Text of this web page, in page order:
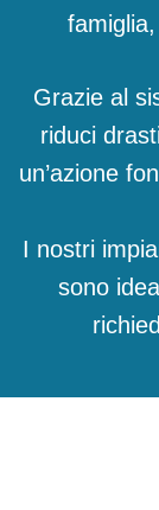
Grazie al
riduci
un’azione
I nostri
sono